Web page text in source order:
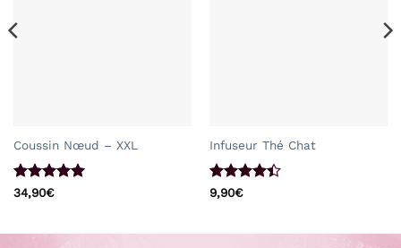
Coussin Nœud – XXL
Note5
34,90€
Infuseur Thé Chat
Note
9,90€